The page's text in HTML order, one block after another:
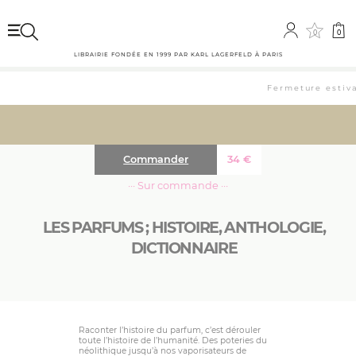
0 0
LIBRAIRIE FONDÉE EN 1999 PAR KARL LAGERFELD À PARIS
Fermeture
LES PARFUMS ; HISTOIRE, ANTHOLOGIE,
DICTIONNAIRE
34 €
Commander
··· Sur commande ···
Raconter l’histoire du parfum, c’est dérouler
toute l’histoire de l’humanité. Des poteries du
néolithique jusqu’à nos vaporisateurs de